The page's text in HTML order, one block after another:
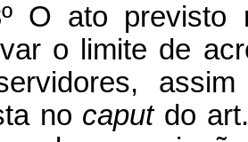
O ato
o limite de
no caputdo